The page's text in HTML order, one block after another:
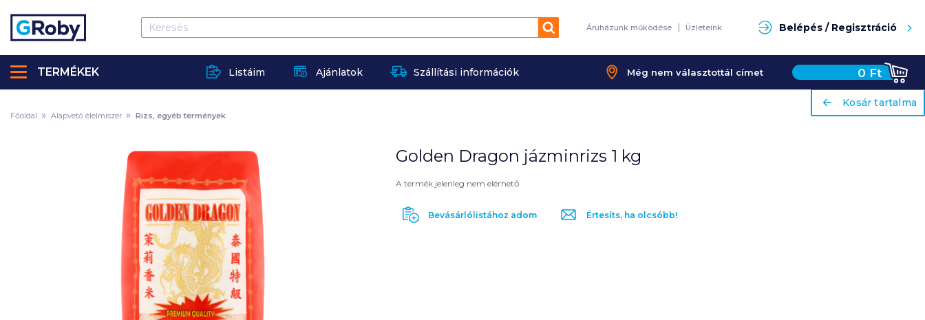
Keresés Áruházunk működése Üzleteink Belépés / Regisztráció
Listáim Ajánlatok Szállítási információk Még nem választottál címet 0 Ft
TERMÉKEK
ariaLabel
Kosár tartalma
Főoldal Alapvető élelmiszer Rizs, egyéb termények
Golden Dragon jázminrizs 1 kg
A termék jelenleg nem elérhető
Bevásárlólistához adom Értesíts, ha olcsóbb!